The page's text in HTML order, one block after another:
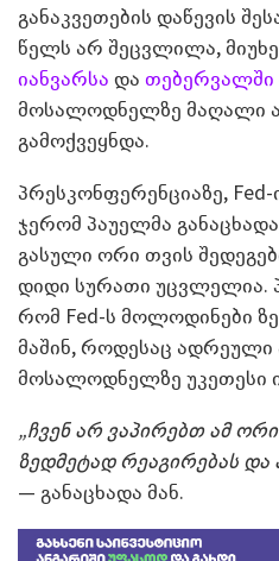
განაკვეთების დაწევის
წელს არ შეცვლილა,
იანვარსა და თებერვალში
მოსალოდნელზე მაღალი
გამოქვეყნდა.
პრესკონფერენციაზე,
ჯერომ პაუელმა
გასული ორი თვის
დიდი სურათი უცვლელია.
რომ Fed-ს მოლოდინები
მაშინ, როდესაც ადრეული
მოსალოდნელზე უკეთესი
„ჩვენ არ ვაპირებთ ამ
ზედმეტად რეაგირებას
— განაცხადა მან.